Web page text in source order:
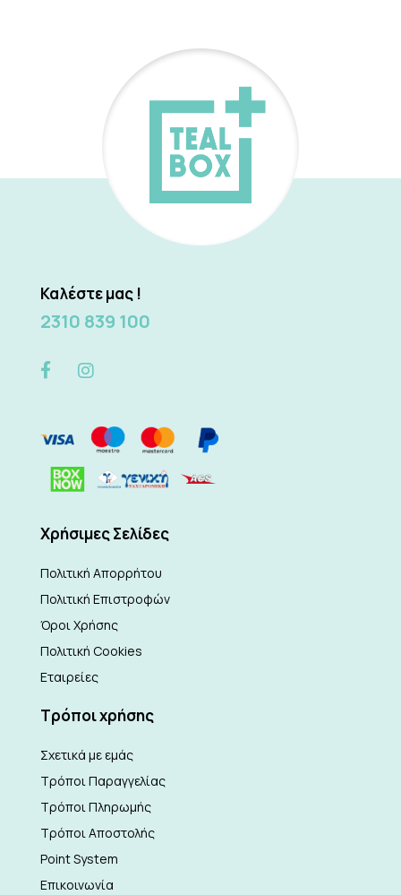
Καλέστε μας !
2310 839 100
Xρήσιμες Σελίδες
Πολιτική Απορρήτου
Πολιτική Επιστροφών
Όροι Χρήσης
Πολιτική Cookies
Εταιρείες
Τρόποι χρήσης
Σχετικά με εμάς
Τρόποι Παραγγελίας
Τρόποι Πληρωμής
Τρόποι Αποστολής
Point System
Επικοινωνία